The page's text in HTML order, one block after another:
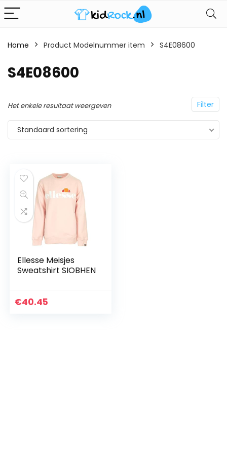
Home Product Modelnummer item S4E08600
S4E08600
Filter
Het enkele resultaat weergeven
Standaard sortering
Ellesse Meisjes
Sweatshirt SIOBHEN
€40.45